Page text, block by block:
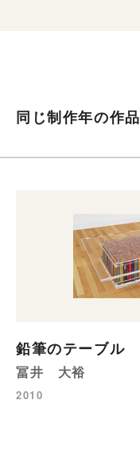
同じ制作年の作品
鉛筆のテーブル
冨井 大裕
2010